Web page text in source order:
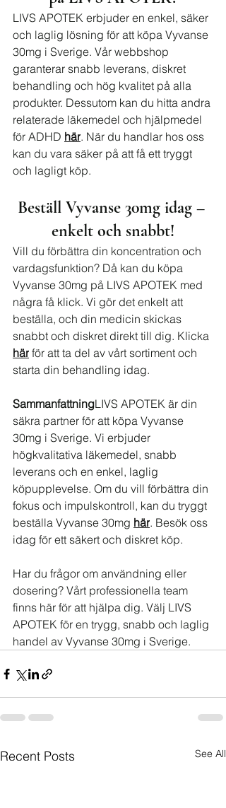
LIVS APOTEK erbjuder en enkel, säker
och laglig lösning för att köpa Vyvanse
30mg i Sverige. Vår webbshop
garanterar snabb leverans, diskret
behandling och hög kvalitet på alla
produkter. Dessutom kan du hitta andra
relaterade läkemedel och hjälpmedel
för ADHD här. När du handlar hos oss
kan du vara säker på att få ett tryggt
och lagligt köp.
Beställ Vyvanse 30mg idag –
enkelt och snabbt!
Vill du förbättra din koncentration och
vardagsfunktion? Då kan du köpa
Vyvanse 30mg på LIVS APOTEK med
några få klick. Vi gör det enkelt att
beställa, och din medicin skickas
snabbt och diskret direkt till dig. Klicka
här för att ta del av vårt sortiment och
starta din behandling idag.
SammanfattningLIVS APOTEK är din
säkra partner för att köpa Vyvanse
30mg i Sverige. Vi erbjuder
högkvalitativa läkemedel, snabb
leverans och en enkel, laglig
köpupplevelse. Om du vill förbättra din
fokus och impulskontroll, kan du tryggt
beställa Vyvanse 30mg här. Besök oss
idag för ett säkert och diskret köp.
Har du frågor om användning eller
dosering? Vårt professionella team
finns här för att hjälpa dig. Välj LIVS
APOTEK för en trygg, snabb och laglig
handel av Vyvanse 30mg i Sverige.
Recent Posts See All